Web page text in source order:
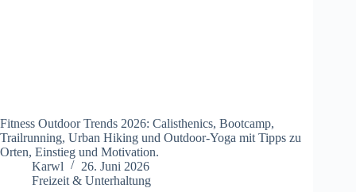
Fitness Outdoor Trends 2026: Calisthenics, Bootcamp,
Trailrunning, Urban Hiking und Outdoor-Yoga mit Tipps zu
Orten, Einstieg und Motivation.
Karwl
26. Juni 2026
Freizeit & Unterhaltung